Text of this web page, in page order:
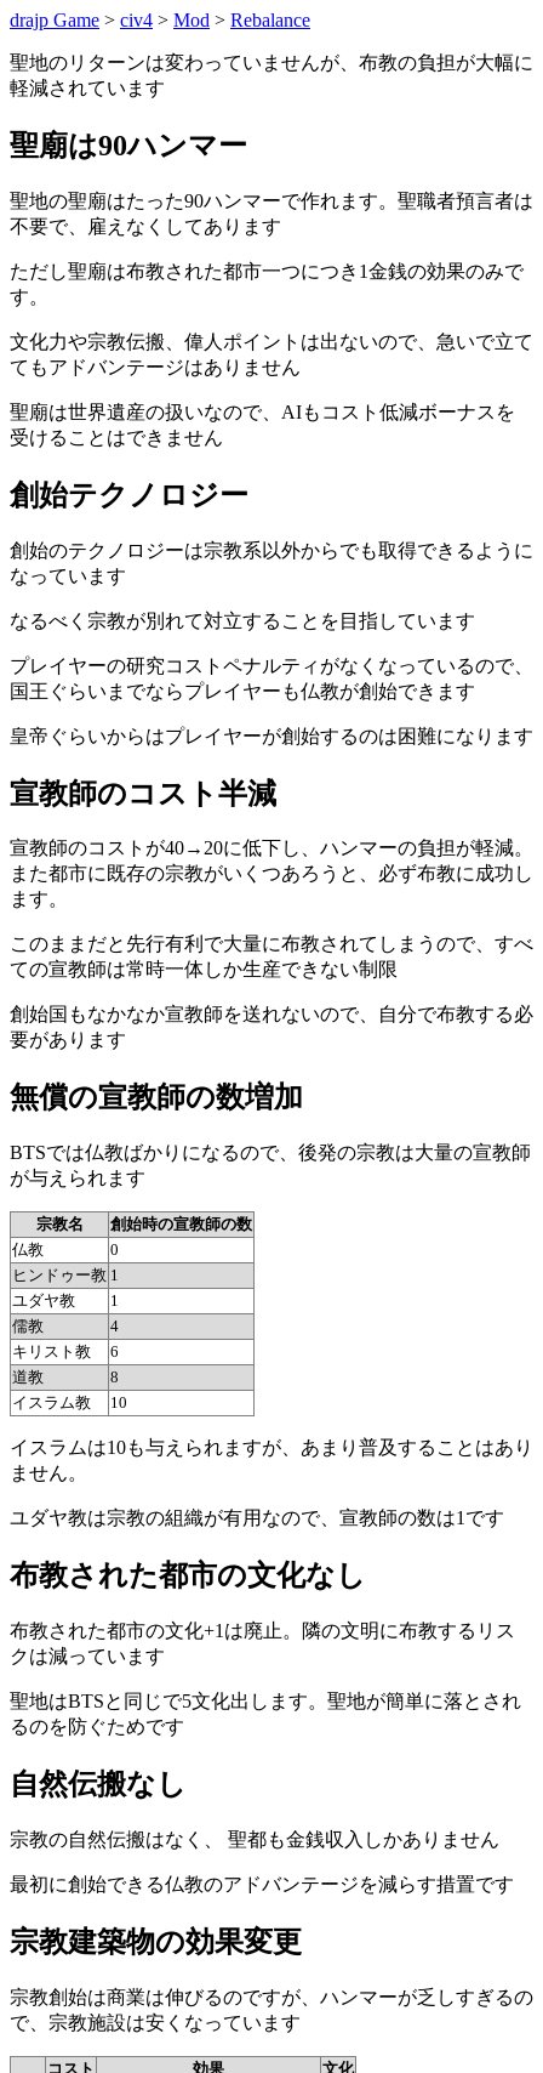
drajp Game civ4 Mod Rebalance
聖地のリターンは変わっていませんが、布教の負担が大幅に
軽減されています
聖廟は90ハンマー
聖地の聖廟はたった90ハンマーで作れます。聖職者預言者は
不要で、雇えなくしてあります
ただし聖廟は布教された都市一つにつき1金銭の効果のみで
す。
文化力や宗教伝搬、偉人ポイントは出ないので、急いで立て
てもアドバンテージはありません
聖廟は世界遺産の扱いなので、AIもコスト低減ボーナスを
受けることはできません
創始テクノロジー
創始のテクノロジーは宗教系以外からでも取得できるように
なっています
なるべく宗教が別れて対立することを目指しています
プレイヤーの研究コストペナルティがなくなっているので、
国王ぐらいまでならプレイヤーも仏教が創始できます
皇帝ぐらいからはプレイヤーが創始するのは困難になります
宣教師のコスト半減
宣教師のコストが40→20に低下し、ハンマーの負担が軽減。
また都市に既存の宗教がいくつあろうと、必ず布教に成功し
ます。
このままだと先行有利で大量に布教されてしまうので、すべ
ての宣教師は常時一体しか生産できない制限
創始国もなかなか宣教師を送れないので、自分で布教する必
要があります
無償の宣教師の数増加
BTSでは仏教ばかりになるので、後発の宗教は大量の宣教師
が与えられます
宗教名
創始時の宣教師の数
仏教
0
ヒンドゥー教 1
ユダヤ教
1
儒教
4
キリスト教
6
道教
8
イスラム教
10
イスラムは10も与えられますが、あまり普及することはあり
ません。
ユダヤ教は宗教の組織が有用なので、宣教師の数は1です
布教された都市の文化なし
布教された都市の文化+1は廃止。隣の文明に布教するリス
クは減っています
聖地はBTSと同じで5文化出します。聖地が簡単に落とされ
るのを防ぐためです
自然伝搬なし
宗教の自然伝搬はなく、 聖都も金銭収入しかありません
最初に創始できる仏教のアドバンテージを減らす措置です
宗教建築物の効果変更
宗教創始は商業は伸びるのですが、ハンマーが乏しすぎるの
で、宗教施設は安くなっています
コスト 効果
文化